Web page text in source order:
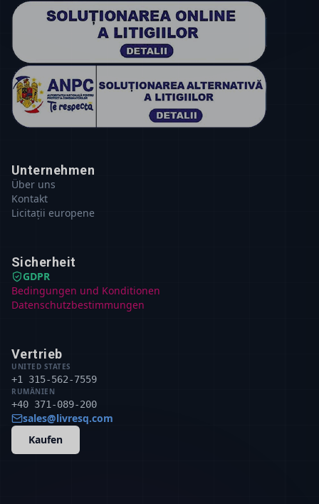
Unternehmen
Über uns
Kontakt
Licitații europene
Sicherheit
GDPR
Bedingungen und Konditionen
Datenschutzbestimmungen
Vertrieb
UNITED STATES
+1 315-562-7559
RUMÄNIEN
+40 371-089-200
sales@livresq.com
Kaufen